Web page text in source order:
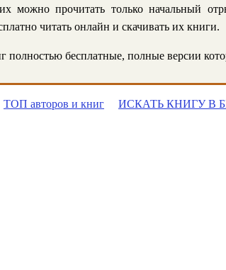
можно прочитать только начальный
читать онлайн и скачивать их книги.
полностью бесплатные, полные версии
ТОП авторов и книг ИСКАТЬ КНИГУ В